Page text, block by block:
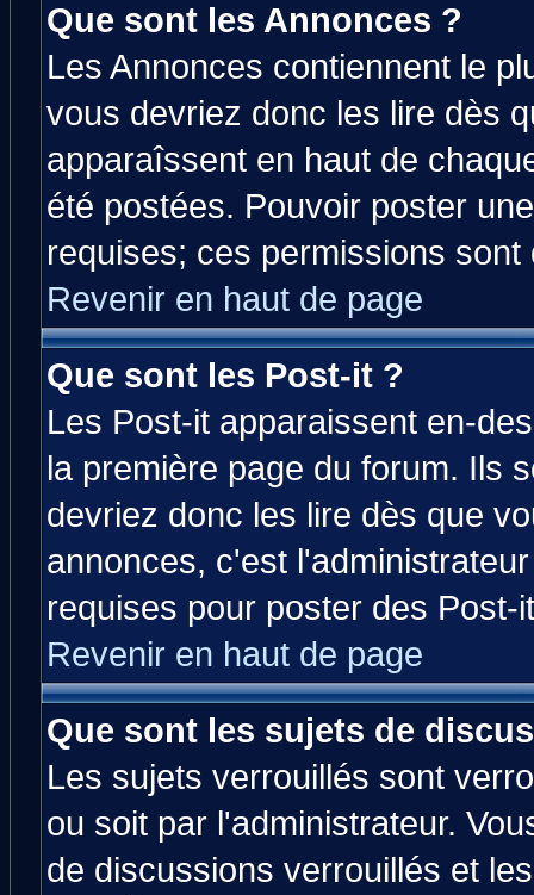
Que sont les Annonces ?
Les Annonces contiennent le
vous devriez donc les lire dès
apparaîssent en haut de
été postées. Pouvoir poster
requises; ces permissions
Revenir en haut de page
Que sont les Post-it ?
Les Post-it apparaissent en-
la première page du forum. Ils
devriez donc les lire dès que
annonces, c'est
requises pour poster des Post-
Revenir en haut de page
Que sont les sujets de
Les sujets verrouillés sont
ou soit par l'administrateur.
de discussions verrouillés et